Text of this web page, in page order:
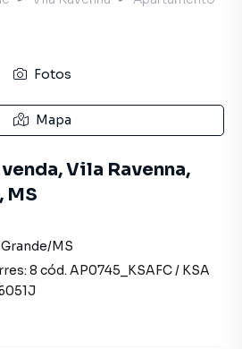
Fotos
Mapa
Vila Ravenna,
MS
/MS
8 cód. AP0745_KSAFC/ KSA